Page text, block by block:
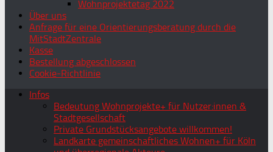
Wohnprojektetag 2022
Über uns
Anfrage für eine Orientierungsberatung durch die
MitStadtZentrale
Kasse
Bestellung abgeschlossen
Cookie-Richtlinie
Infos
Bedeutung Wohnprojekte+ für Nutzer:innen &
Stadtgesellschaft
Private Grundstücksangebote willkommen!
Landkarte gemeinschaftliches Wohnen+ für Köln